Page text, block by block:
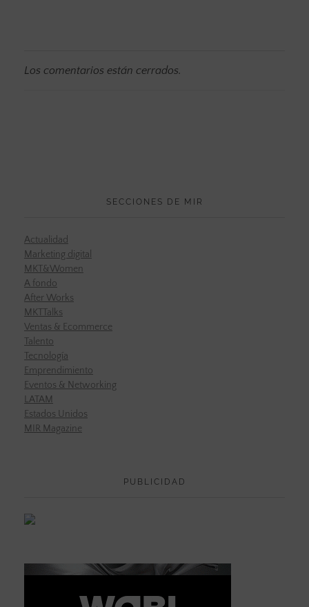
Los comentarios están cerrados.
SECCIONES DE MIR
Actualidad
Marketing digital
MKT&Women
A fondo
After Works
MKTTalks
Ventas & Ecommerce
Talento
Tecnología
Emprendimiento
Eventos & Networking
LATAM
Estados Unidos
MIR Magazine
PUBLICIDAD